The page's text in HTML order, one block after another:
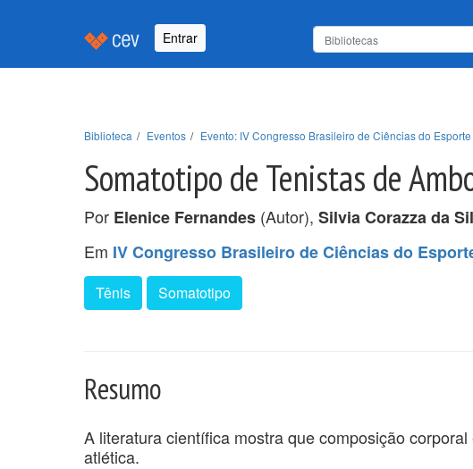
Entrar
Biblioteca Eventos Evento: IV Congresso Brasileiro de Ciências do
Somatotipo de Tenistas de
Por Elenice Fernandes (Autor), Silvia Corazza da
Em IV Congresso Brasileiro de Ciências do
Tênis Somatotipo
Resumo
A literatura científica mostra que composição
atlética.